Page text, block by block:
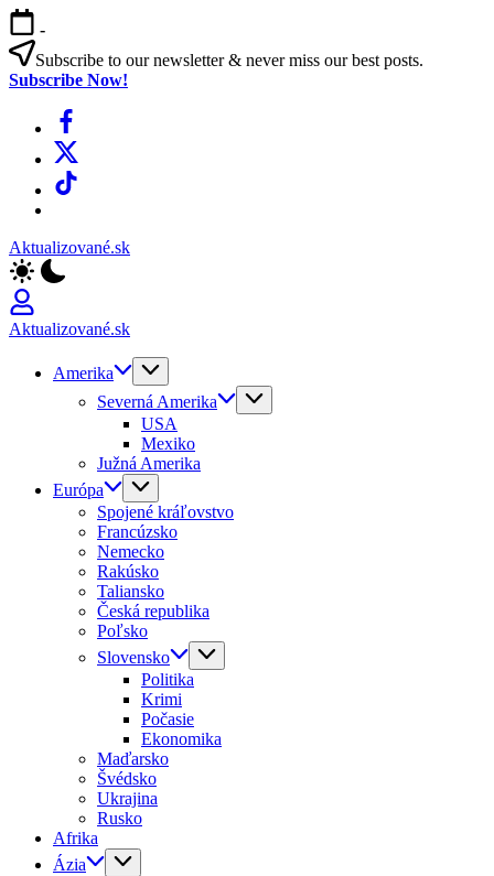
Skip
to
content
-
Subscribe to our newsletter & never miss our best posts.
Subscribe Now!
Facebook
X
TikTok
Aktualizované.sk
Aktualizované.sk
Amerika
Severná Amerika
USA
Mexiko
Južná Amerika
Európa
Spojené kráľovstvo
Francúzsko
Nemecko
Rakúsko
Taliansko
Česká republika
Poľsko
Slovensko
Politika
Krimi
Počasie
Ekonomika
Maďarsko
Švédsko
Ukrajina
Rusko
Afrika
Ázia